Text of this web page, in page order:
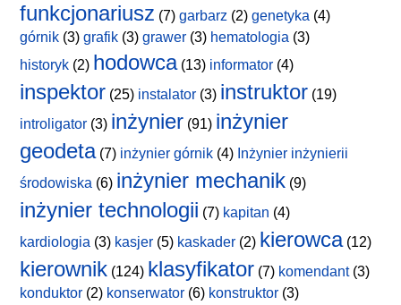
funkcjonariusz (7) garbarz (2) genetyka (4)
górnik (3) grafik (3) grawer (3) hematologia (3)
historyk (2) hodowca(13) informator (4)
inspektor (25) instalator (3) instruktor (19)
introligator (3) inżynier (91) inżynier
geodeta(7) inżynier górnik (4) Inżynier inżynierii
środowiska (6) inżynier mechanik (9)
inżynier technologii (7) kapitan (4)
kardiologia (3) kasjer (5) kaskader (2) kierowca(12)
kierownik (124) klasyfikator (7) komendant(3)
konduktor (2) konserwator (6) konstruktor (3)